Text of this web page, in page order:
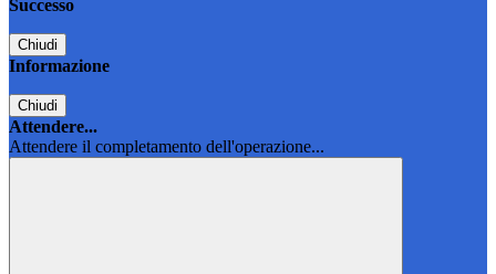
Successo
Chiudi
Informazione
Chiudi
Attendere...
Attendere il completamento dell'operazione...